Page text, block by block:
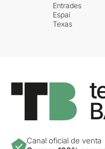
Entrades
Espai
Texas
Canal oficial de venta